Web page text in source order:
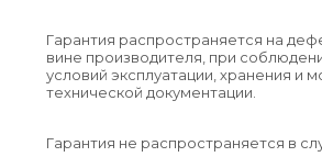
Гарантия распространяется на
вине производителя, при
условий эксплуатации, хранения и
технической документации.
Гарантия не распространяется в